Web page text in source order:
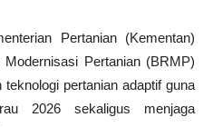
Pertanian (Kementan)
Pertanian (BRMP)
pertanian adaptif guna
2026 sekaligus menjaga